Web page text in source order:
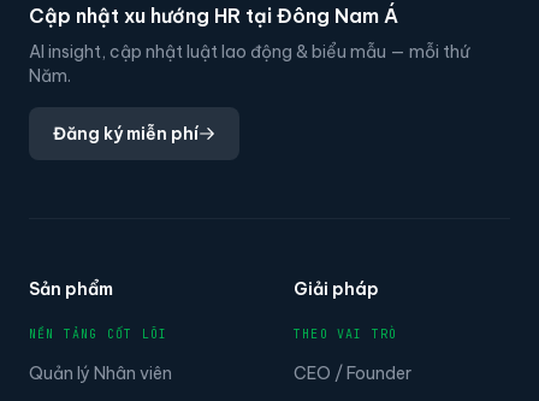
Cập nhật xu hướng HR tại Đông Nam Á
AI insight, cập nhật luật lao động & biểu mẫu — mỗi thứ
Năm.
Đăng ký miễn phí
Sản phẩm
NỀN TẢNG CỐT LÕI
Quản lý Nhân viên
Giải pháp
THEO VAI TRÒ
CEO / Founder